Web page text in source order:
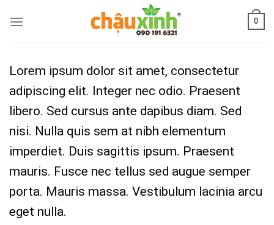
0
Lorem ipsum dolor sit amet, consectetur
adipiscing elit. Integer nec odio. Praesent
libero. Sed cursus ante dapibus diam. Sed
nisi. Nulla quis sem at nibh elementum
imperdiet. Duis sagittis ipsum. Praesent
mauris. Fusce nec tellus sed augue semper
porta. Mauris massa. Vestibulum lacinia arcu
eget nulla.